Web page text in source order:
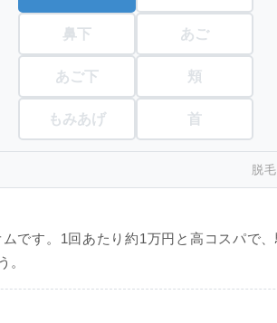
鼻下 あご
あご下 頬
もみあげ 首
脱
です。1回あたり約1万円と高コスパで
。